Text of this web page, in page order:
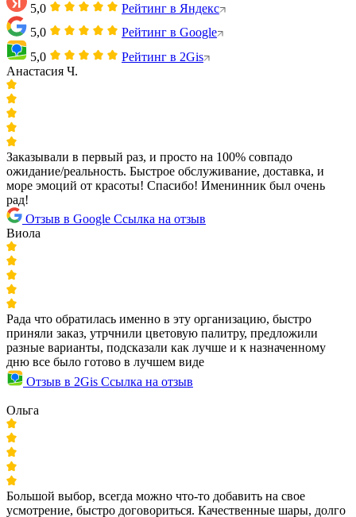
5,0
Рейтинг в Яндекс
5,0
Рейтинг в Google
5,0
Рейтинг в 2Gis
Анастасия Ч.
Заказывали в первый раз, и просто на 100% совпадо
ожидание/реальность. Быстрое обслуживание, доставка, и
море эмоций от красоты! Спасибо! Именинник был очень
рад!
Отзыв в Google Ссылка на отзыв
Виола
Рада что обратилась именно в эту организацию, быстро
приняли заказ, утрчнили цветовую палитру, предложили
разные варианты, подсказали как лучше и к назначенному
дню все было готово в лучшем виде
Отзыв в 2Gis Ссылка на отзыв
Ольга
Большой выбор, всегда можно что-то добавить на свое
усмотрение, быстро договориться. Качественные шары, долго